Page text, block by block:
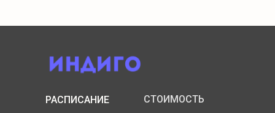
РАСПИСАНИЕ
СТОИМОСТЬ